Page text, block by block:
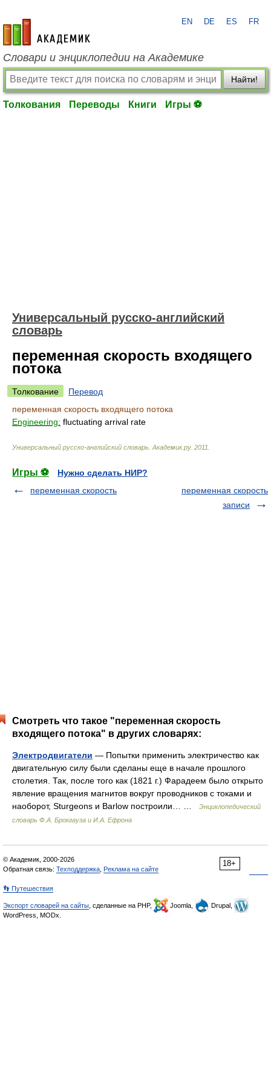
academic.ru
EN DE ES FR
Словари и энциклопедии на Академике
Найти!
Толкования Переводы Книги Игры ⚽
Универсальный русско-английский
словарь
переменная скорость входящего
потока
Толкование
Перевод
переменная скорость входящего потока
Engineering: fluctuating arrival rate
Универсальный русско-английский словарь Академик.ру. 2011
Игры ⚽
Нужно сделать НИР?
переменная скорость
переменная скорость
записи
Смотреть что такое "переменная скорость
входящего потока" в других словарях:
Электродвигатели — Попытки применить электричество как
двигательную силу были сделаны еще в начале прошлого
столетия. Так, после того как (1821 г.) Фарадеем было открыто
явление вращения магнитов вокруг проводников с токами и
наоборот, Sturgeons и Barlow построили… …
Энциклопедический
словарь Ф.А. Брокгауза и И.А. Ефрона
18+
© Академик, 2000-2026
Обратная связь: Техподдержка Реклама на сайте
👣 Путешествия
Экспорт словарей на сайты , сделанные на PHP, Joomla,
Drupal,
WordPress, MODx.